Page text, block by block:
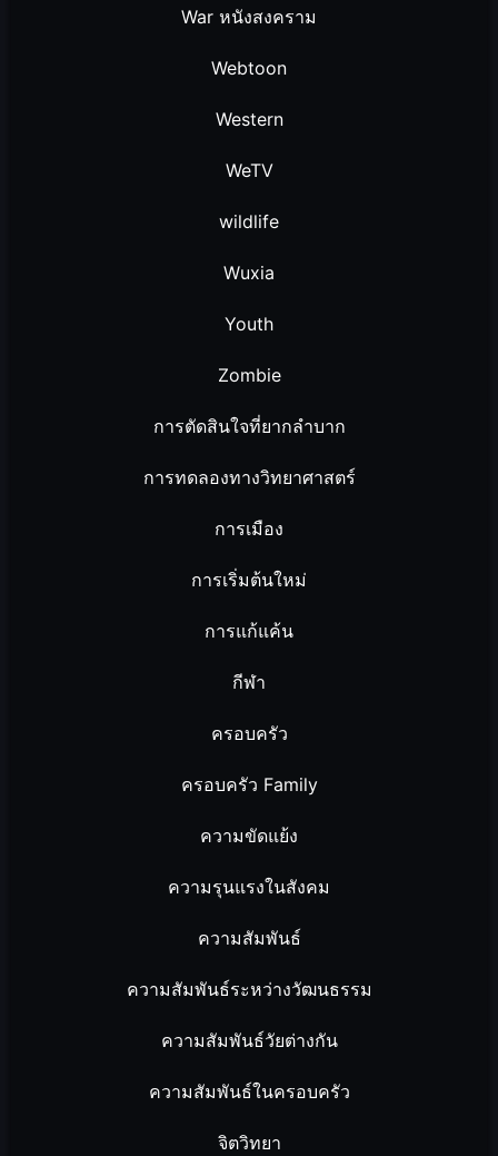
War หนังสงคราม
Webtoon
Western
WeTV
wildlife
Wuxia
Youth
Zombie
การตัดสินใจที่ยากลำบาก
การทดลองทางวิทยาศาสตร์
การเมือง
การเริ่มต้นใหม่
การแก้แค้น
กีฬา
ครอบครัว
ครอบครัว Family
ความขัดแย้ง
ความรุนแรงในสังคม
ความสัมพันธ์
ความสัมพันธ์ระหว่างวัฒนธรรม
ความสัมพันธ์วัยต่างกัน
ความสัมพันธ์ในครอบครัว
จิตวิทยา